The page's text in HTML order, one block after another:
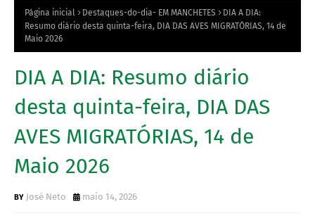
Página inicial Destaques-do-dia- EM MANCHETES
DIA A DIA:
Resumo diário desta quinta-feira, DIA DAS AVES MIGRATÓRIAS, 14 de
Maio 2026
DIA A DIA: Resumo diário
desta quinta-feira, DIA DAS
AVES MIGRATÓRIAS, 14 de
Maio 2026
José Neto maio 14, 2026